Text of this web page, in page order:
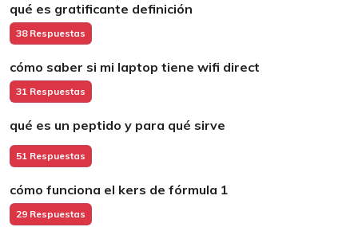
qué es gratificante definición
38 Respuestas
cómo saber si mi laptop tiene wifi direct
31 Respuestas
qué es un peptido y para qué sirve
51 Respuestas
cómo funciona el kers de fórmula 1
29 Respuestas